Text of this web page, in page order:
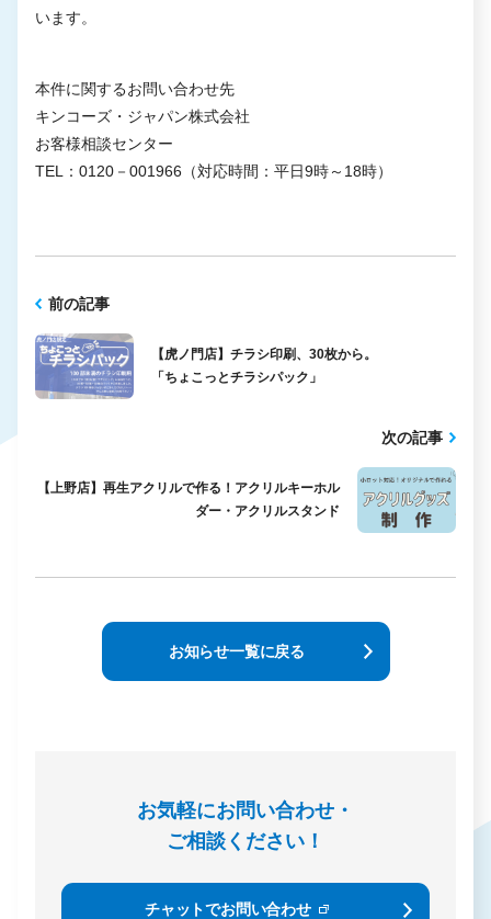
います。
本件に関するお問い合わせ先
キンコーズ・ジャパン株式会社
お客様相談センター
TEL：0120－001966（対応時間：平日9時～18時）
前の記事
【虎ノ門店】チラシ印刷、30枚から。
「ちょこっとチラシパック」
次の記事
【上野店】再生アクリルで作る！アクリルキーホル
ダー・アクリルスタンド
お知らせ一覧に戻る
お気軽にお問い合わせ・
ご相談ください！
チャットでお問い合わせ